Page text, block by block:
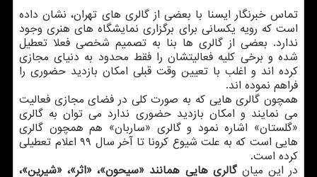
تماس خبرنگار ایسنا با بعضی از گالری های تهران، نشان داده
است که رویه یکسانی برای برگزاری نمایشگاه های هنری وجود
ندارد. بعضی از گالری ها بنا به تصمیم شخصی فعلا تعطیل
شده و برخی کلیه فعالیتشان را فقط محدود به دنیای مجازی
کرده اند و اغلب با تعیین وقت قبلی امکان بازدید حضوری را
فراهم نموده اند.
همچون گالری هایی که به صورت کلی در فضای مجازی فعالیت
می نمایند و امکان بازدید حضوری ندارد می توان به گالری
«گلستان» اشاره نمود و گالری «ساربان» هم همچون گالری
هایی است که به علت شیوع کرونا تا آخر سال ۹۹ اعلام تعطیلی
کرده است.
در این میان گالری هایی همانند «سیحون»، «اثر»، «شیرین»،